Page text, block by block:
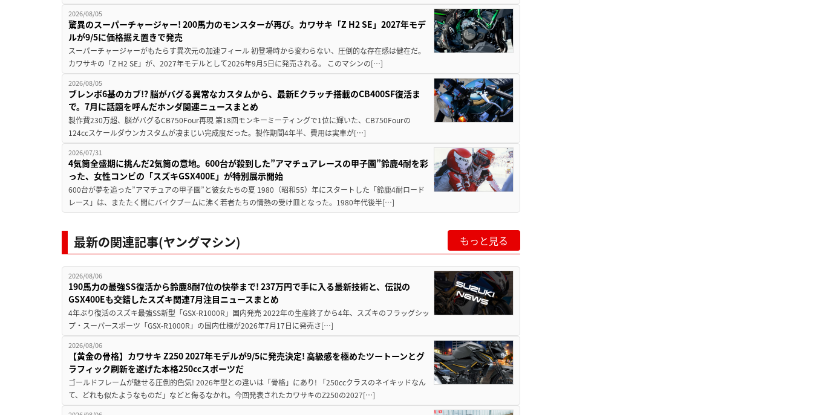
2026/08/05
驚異のスーパーチャージャー! 200馬力のモンスターが再び。カワサキ「Z H2 SE」2027年モデ
ルが9/5に価格据え置きで発売
スーパーチャージャーがもたらす異次元の加速フィール 初登場時から変わらない、圧倒的な存在感は健在だ。
カワサキの「Z H2 SE」が、2027年モデルとして2026年9月5日に発売される。 このマシンの[…]
2026/08/05
ブレンボ6基のカブ!? 脳がバグる異常なカスタムから、最新Eクラッチ搭載のCB400SF復活ま
で。7月に話題を呼んだホンダ関連ニュースまとめ
製作費230万超、脳がバグるCB750Four再現 第18回モンキーミーティングで1位に輝いた、CB750Fourの
124ccスケールダウンカスタムが凄まじい完成度だった。製作期間4年半、費用は実車が[…]
2026/07/31
4気筒全盛期に挑んだ2気筒の意地。600台が殺到した”アマチュアレースの甲子園”鈴鹿4耐を彩
った、女性コンビの「スズキGSX400E」が特別展示開始
600台が夢を追った”アマチュアの甲子園”と彼女たちの夏 1980（昭和55）年にスタートした「鈴鹿4耐ロード
レース」は、またたく間にバイクブームに沸く若者たちの情熱の受け皿となった。1980年代後半[…]
最新の関連記事(ヤングマシン) もっと見る
2026/08/06
190馬力の最強SS復活から鈴鹿8耐7位の快挙まで! 237万円で手に入る最新技術と、伝説の
GSX400Eも交錯したスズキ関連7月注目ニュースまとめ
4年ぶり復活のスズキ最強SS新型「GSX-R1000R」国内発売 2022年の生産終了から4年、スズキのフラッグシッ
プ・スーパースポーツ「GSX-R1000R」の国内仕様が2026年7月17日に発売さ[…]
2026/08/06
【黄金の骨格】カワサキ Z250 2027年モデルが9/5に発売決定! 高級感を極めたツートーンとグ
ラフィック刷新を遂げた本格250ccスポーツだ
ゴールドフレームが魅せる圧倒的色気! 2026年型との違いは「骨格」にあり! 「250ccクラスのネイキッドなん
て、どれも似たようなものだ」などと侮るなかれ。今回発表されたカワサキのZ250の2027[…]